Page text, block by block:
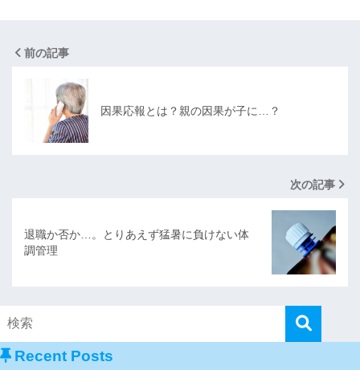
前の記事
因果応報とは？親の因果が子に…？
次の記事
退職か否か…。とりあえず猛暑に負けない体
調管理
Recent Posts